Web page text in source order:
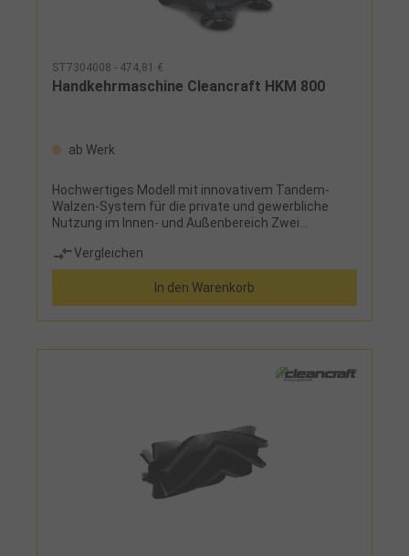
ST7304008 - 474,81 €
Handkehrmaschine Cleancraft HKM 800
ab Werk
Hochwertiges Modell mit innovativem Tandem-
Walzen-System für die private und gewerbliche
Nutzung im Innen- und Außenbereich Zwei
Kehrwalzen, diese befördern es von oben in den
KehrgutbehälterFür Kehrgut aller Größen, von flach
liegendem Papier bis hin zu GetränkedosenFür
unterschiedlichste Bodenverhältnisse geeignet
durch höhenverstellbare Kehrwalzen und
Seitenbesen aus PolyamidWiderstandsfähiger
Rahmen aus faserverstärktem KunststoffGroßer
einklappbaren GriffTandem-Walzen-
SystemEffektivere Reinigung als mit
herkömmlichen Einwalzen-SystemenZwei
Seitenbesen fegen Kehrgut aus Ecken und Kanten
vor die KehrwalzenZwei Kehrwalzen greifen den
Vergleichen
In den Warenkorb